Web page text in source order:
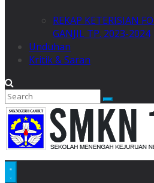
REKAP KETERISIAN
GANJIL TP. 2023-2024
Unduhan
Kritik & Saran